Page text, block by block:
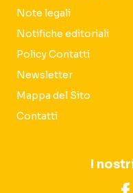
Note legali
Notifiche editoriali
Policy Contatti
Newsletter
Mappa del Sito
Contatti
I